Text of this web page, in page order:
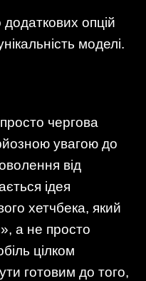
опцій
моделі.
чергова
увагою до
від
ідея
хетчбека, який
а не просто
цілком
готовим до того,